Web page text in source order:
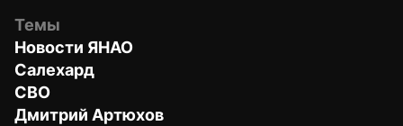
Темы
Новости ЯНАО
Салехард
СВО
Дмитрий Артюхов